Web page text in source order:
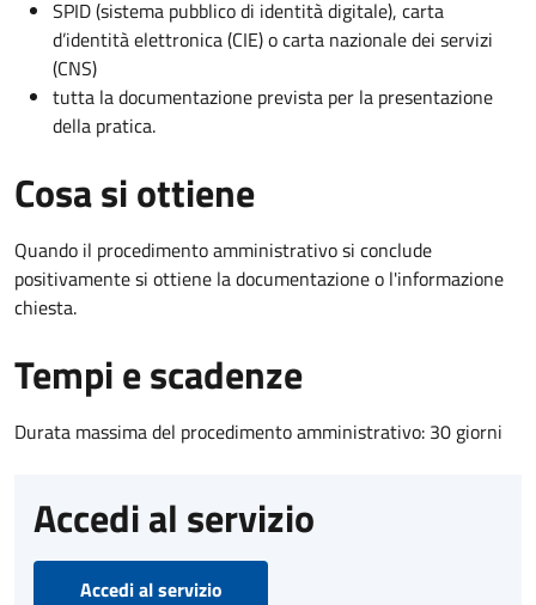
SPID (sistema pubblico di identità digitale), carta
d’identità elettronica (CIE) o carta nazionale dei servizi
(CNS)
tutta la documentazione prevista per la presentazione
della pratica.
Cosa si ottiene
Quando il procedimento amministrativo si conclude
positivamente si ottiene la documentazione o l'informazione
chiesta.
Tempi e scadenze
Durata massima del procedimento amministrativo: 30 giorni
Accedi al servizio
Accedi al servizio